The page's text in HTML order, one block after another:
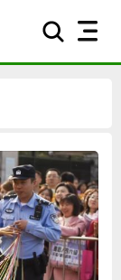
searchnav